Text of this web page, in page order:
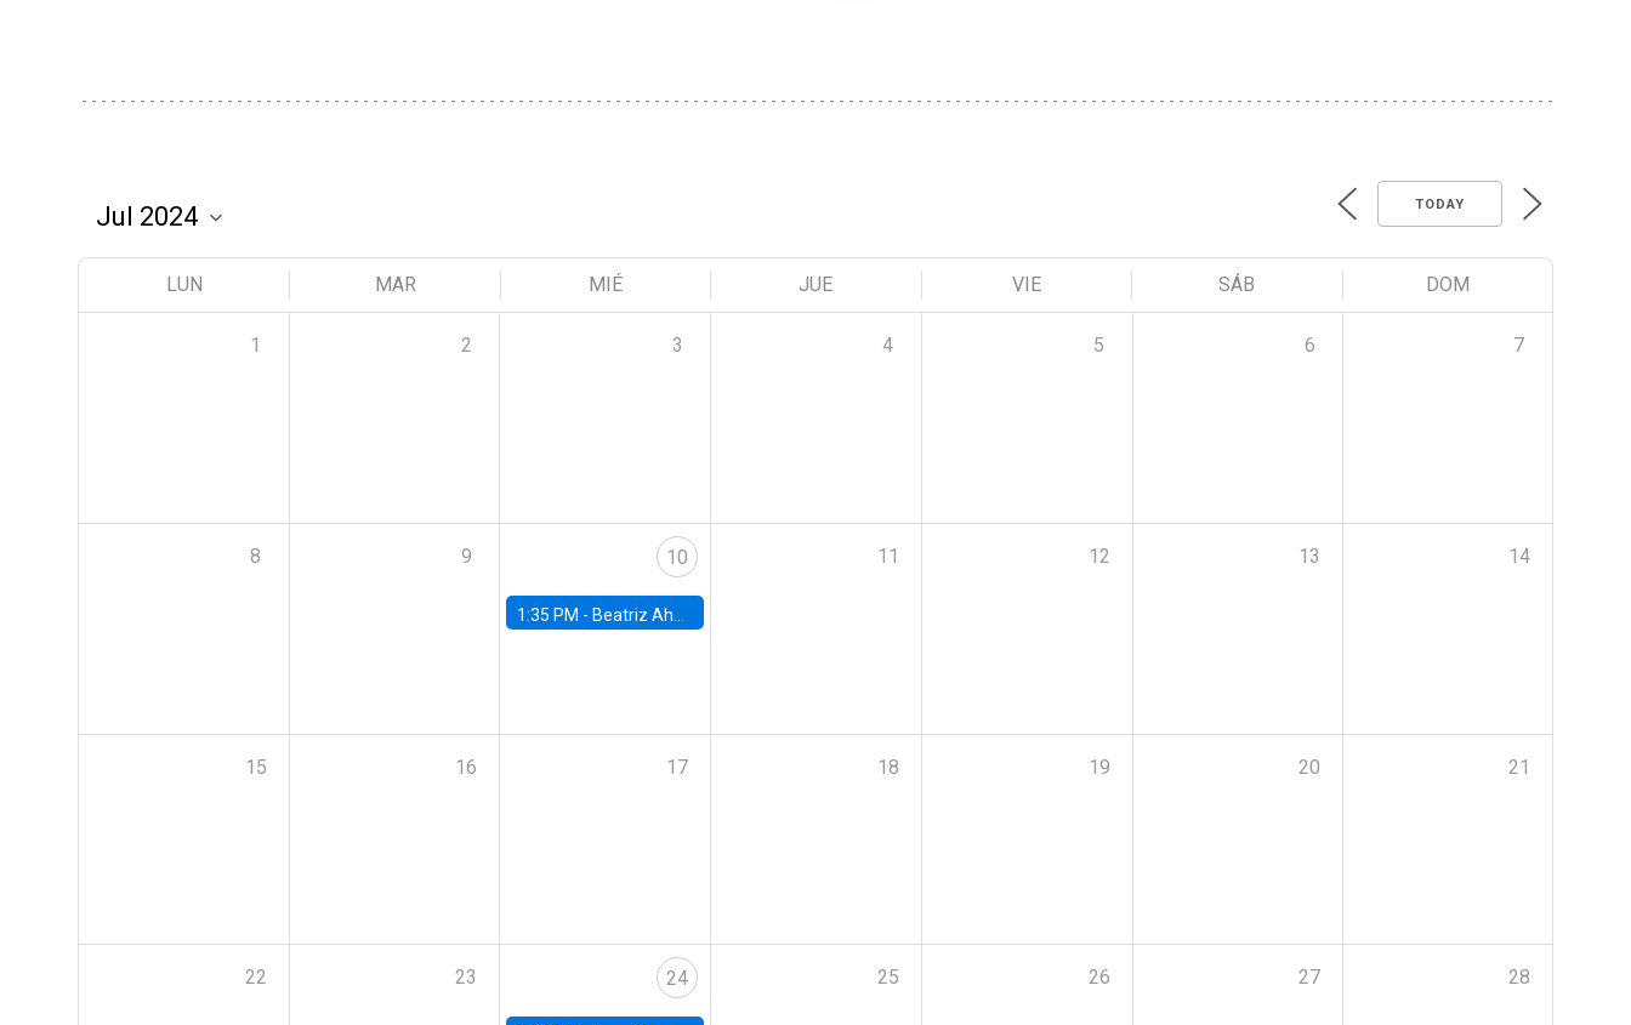
TODAY
LUN MAR MIÉ JUE VIE SÁB DOM
1 2 3 4 5 6 7
8 9 10
1:35 PM - Beatriz Ahumada, PhD candidate, Universidad de Pittsburgh
11 12 13 14
15 16 17 18 19 20 21
22 23 24 25 26 27 28